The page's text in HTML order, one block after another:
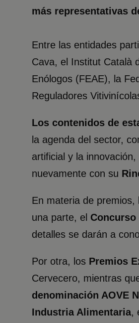
más representativas
Entre las entidades
Cava, el Institut Català
Enólogos (FEAE), la
Reguladores
Los contenidos de
la agenda del sector,
artificial y la
nuevamente con su
En materia de
una parte, el Concurso
detalles se darán a
Por otra, los Premios
Cervecero, mientras
denominación AOVE
Industria Alimentaria,